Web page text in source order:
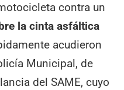
contra un
la cinta asfáltica
acudieron
Municipal, de
del SAME, cuyo